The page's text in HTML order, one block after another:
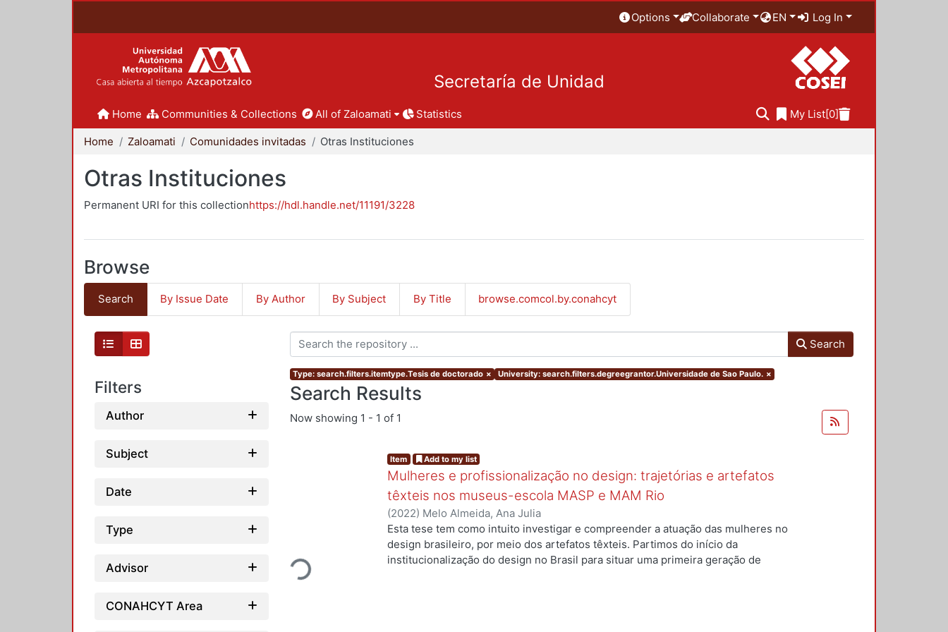
Options Collaborate EN Log In
Secretaría de Unidad
Home Communities & Collections All of Zaloamati Statistics My List[0]
Home Zaloamati Comunidades invitadas Otras Instituciones
Otras Instituciones
Permanent URI for this collectionhttps://hdl.handle.net/11191/3228
Browse
Search By Issue Date By Author By Subject By Title browse.comcol.by.conahcyt
Filters
Author
Subject
Date
Type
Advisor
CONAHCYT Area
Search
Type: search.filters.itemtype.Tesis de doctorado × University: search.filters.degreegrantor.Universidade de Sao Paulo. ×
Search Results
Now showing 1 - 1 of 1
Loading...
Item Add to my list
Mulheres e profissionalização no design: trajetórias e artefatos
têxteis nos museus-escola MASP e MAM Rio
(2022) Melo Almeida, Ana Julia
Esta tese tem como intuito investigar e compreender a atuação das mulheres no
design brasileiro, por meio dos artefatos têxteis. Partimos do início da
institucionalização do design no Brasil para situar uma primeira geração de